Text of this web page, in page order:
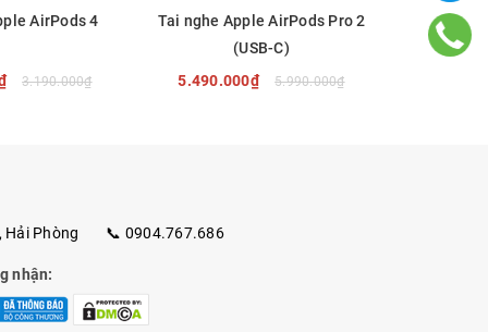
nói,
trợ lý
AirPods 4
3.190.000₫
Tai nghe Apple AirPods Pro 2
(USB-C)
5.490.000₫
5.990.000₫
Tai nghe
Hải Phòng 📞 0904.767.686
nhận: